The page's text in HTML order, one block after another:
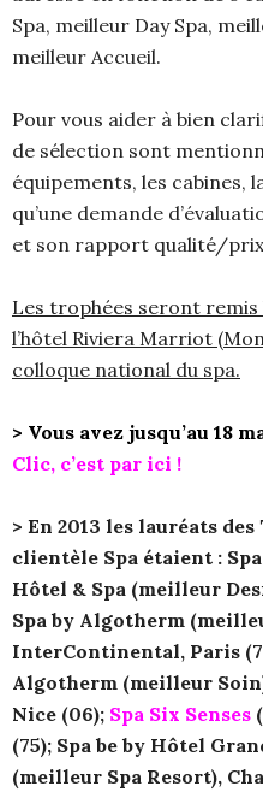
Spa, meilleur Day Spa,
meilleur Accueil.
Pour vous aider à bien
de sélection sont
équipements, les cabines,
qu’une demande
et son rapport qualité/
Les trophées seront remis
l’hôtel Riviera Marriot
colloque national du spa.
> Vous avez jusqu’au 18
Clic, c’est par ici !
> En 2013 les lauréats
clientèle Spa étaient :
Hôtel & Spa (meilleur
Spa by Algotherm
InterContinental, Paris
Algotherm (meilleur
Nice (06); Spa Six Senses
(75); Spa be by Hôtel
(meilleur Spa Resort),